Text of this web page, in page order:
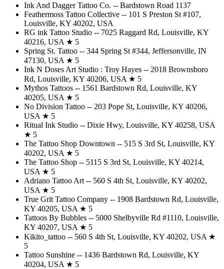
Ink And Dagger Tattoo Co. -- Bardstown Road 1137
Feathermoss Tattoo Collective -- 101 S Preston St #107,
Louisville, KY 40202, USA
RG ink Tattoo Studio -- 7025 Raggard Rd, Louisville, KY
40216, USA ★ 5
Spring St. Tattoo -- 344 Spring St #344, Jeffersonville, IN
47130, USA ★ 5
Ink N Doses Art Studio : Troy Hayes -- 2018 Brownsboro
Rd, Louisville, KY 40206, USA ★ 5
Mythos Tattoos -- 1561 Bardstown Rd, Louisville, KY
40205, USA ★ 5
No Division Tattoo -- 203 Pope St, Louisville, KY 40206,
USA ★ 5
Ritual Ink Studio -- Dixie Hwy, Louisville, KY 40258, USA
★ 5
The Tattoo Shop Downtown -- 515 S 3rd St, Louisville, KY
40202, USA ★ 5
The Tattoo Shop -- 5115 S 3rd St, Louisville, KY 40214,
USA ★ 5
Adriano Tattoo Art -- 560 S 4th St, Louisville, KY 40202,
USA ★ 5
True Grit Tattoo Company -- 1908 Bardstown Rd, Louisville,
KY 40205, USA ★ 5
Tattoos By Bubbles -- 5000 Shelbyville Rd #1110, Louisville,
KY 40207, USA ★ 5
Kikito_tattoo -- 560 S 4th St, Louisville, KY 40202, USA ★
5
Tattoo Sunshine -- 1436 Bardstown Rd, Louisville, KY
40204, USA ★ 5